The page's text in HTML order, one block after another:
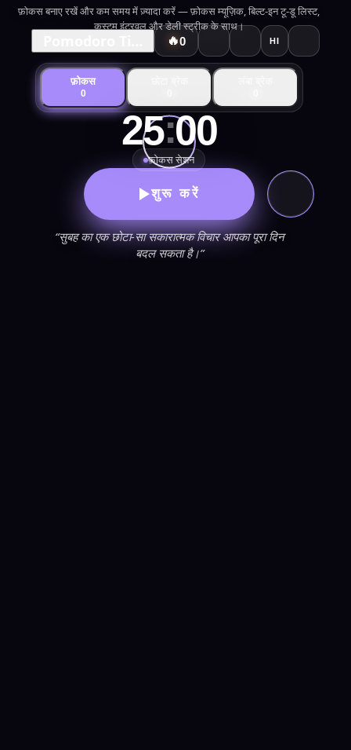
🔥0 HI
फ़ोकस बनाए रखें और कम समय में ज़्यादा करें — फ़ोकस म्यूज़िक, बिल्ट-इन टू-डू लिस्ट,
कस्टम इंटरवल और डेली स्ट्रीक के साथ।
फ़ोकस
0
25:00
फ़ोकस सेशन
शुरू करें
“सुबह का एक छोटा-सा सकारात्मक विचार आपका पूरा दिन
बदल सकता है।”